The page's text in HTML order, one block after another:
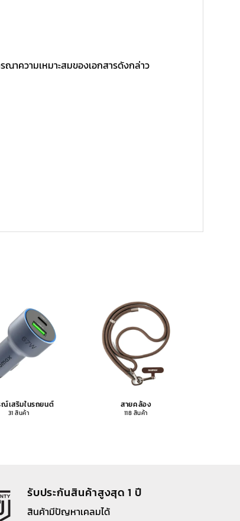
าความเหมาะสมของเอกสารดังกล่าว
เสริมในรถยนต์
31 สินค้า
สายคล้อง
118 สินค้า
รับประกันสินค้าสูงสุด 1 ปี
สินค้ามีปัญหาเคลมได้